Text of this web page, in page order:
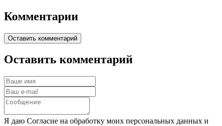
Комментарии
Оставить комментарий
Оставить комментарий
Я даю Согласие на обработку моих персональных данных и